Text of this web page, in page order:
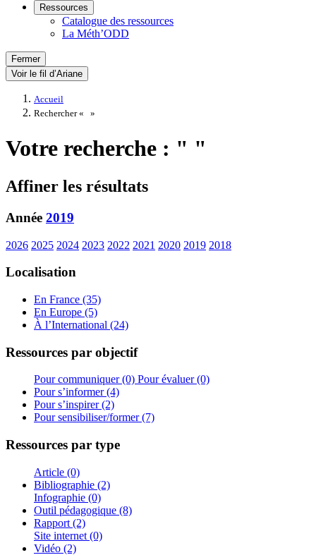
Ressources
Catalogue des ressources
La Méth’ODD
Fermer
Voir le fil d’Ariane
Accueil
Rechercher «
»
Votre recherche : " "
Affiner les résultats
Année 2019
2026 2025 2024 2023 2022 2021 2020 2019 2018
Localisation
En France (35)
En Europe (5)
À l’International (24)
Ressources par objectif
Pour communiquer (0) Pour évaluer (0)
Pour s’informer (4)
Pour s’inspirer (2)
Pour sensibiliser/former (7)
Ressources par type
Article (0)
Bibliographie (2)
Infographie (0)
Outil pédagogique (8)
Rapport (2)
Site internet (0)
Vidéo (2)